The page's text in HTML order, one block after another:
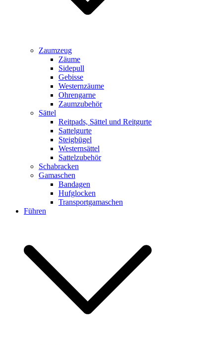
Zaumzeug
Zäume
Sidepull
Gebisse
Westernzäume
Ohrengarne
Zaumzubehör
Sättel
Reitpads, Sättel und Reitgurte
Sattelgurte
Steigbügel
Westernsättel
Sattelzubehör
Schabracken
Gamaschen
Bandagen
Hufglocken
Transportgamaschen
Führen